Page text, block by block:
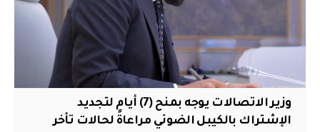
وزير الاتصالات يوجه بمنح (7) أيام لتجديد
الإشتراك بالكيبل الضوئي مراعاةً لحالات تأخر